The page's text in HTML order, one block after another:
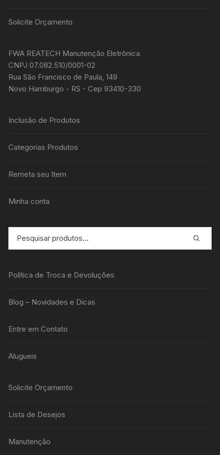
Solicite Orçamento
FWA REATECH Manutenção Eletrônica
CNPJ 07.082.510/0001-02
Rua São Francisco de Paula, 149
Novo Hamburgo - RS - Cep 93410-330
Inclusão de Produtos
Categorias Produtos
Remeta seu Item
Minha conta
Política de Troca e Devoluções
Blog – Novidades e Dicas
Entre em Contato
Alugueis
Solicite Orçamento
Lista de Desejos
Manutenção